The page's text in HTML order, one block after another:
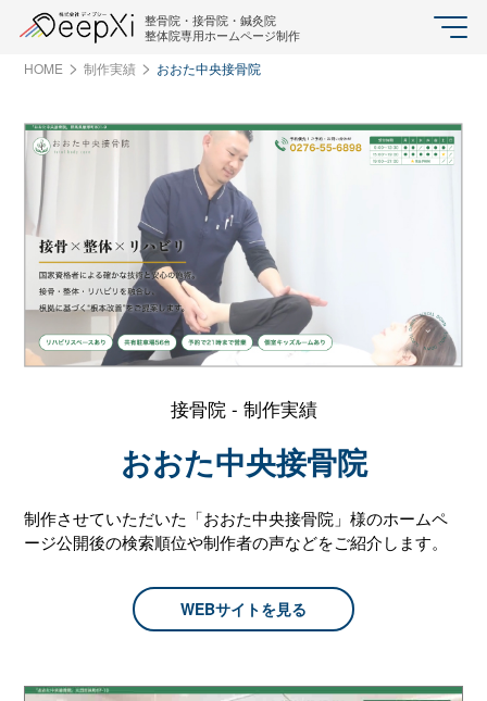
整骨院・接骨院・鍼灸院
整体院専用ホームページ制作
HOME 制作実績 おおた中央接骨院
接骨院 - 制作実績
おおた中央接骨院
制作させていただいた「おおた中央接骨院」様のホームペ
ージ公開後の検索順位や制作者の声などをご紹介します。
WEBサイトを見る